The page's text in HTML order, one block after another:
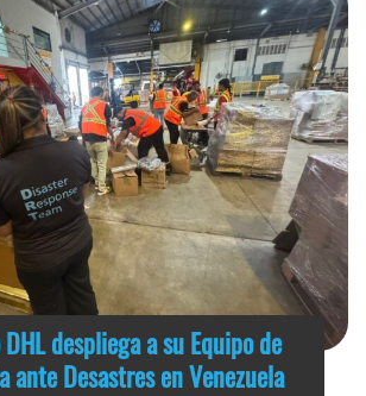
despliega a su Equipo de
ante Desastres en Venezuela